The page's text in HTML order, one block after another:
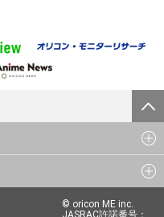
© oricon ME inc.
JASRAC許諾番号：